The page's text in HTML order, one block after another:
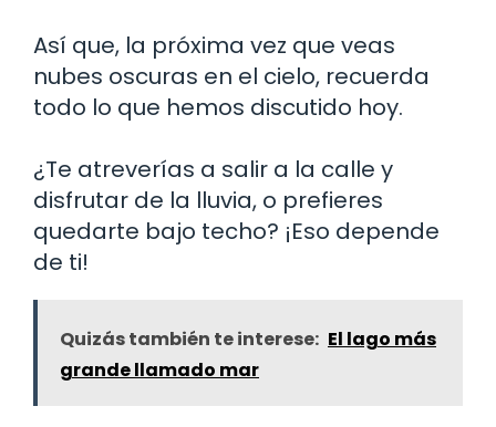
Así que, la próxima vez que veas
nubes oscuras en el cielo, recuerda
todo lo que hemos discutido hoy.
¿Te atreverías a salir a la calle y
disfrutar de la lluvia, o prefieres
quedarte bajo techo? ¡Eso depende
de ti!
Quizás también te interese: El lago más
grande llamado mar